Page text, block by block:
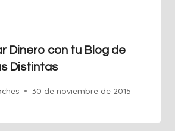
Dinero con tu Blog de
Distintas
30 de noviembre de 2015